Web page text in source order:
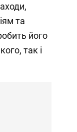
та
його
так і